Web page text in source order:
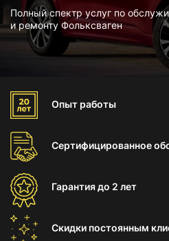
Полный спектр услуг по
и ремонту Фольксваген
Опыт работы
Сертифицированное
Гарантиядо 2 лет
Скидки постоянным